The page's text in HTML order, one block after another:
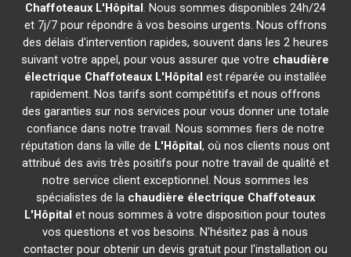
Chaffoteaux L'Hôpital. Nous sommes disponibles 24h/24
et 7j/7 pour répondre à vos besoins urgents. Nous offrons
des délais d'intervention rapides, souvent dans les 2 heures
suivant votre appel, pour vous assurer que votre chaudière
électrique Chaffoteaux L'Hôpital est réparée ou installée
rapidement. Nos tarifs sont compétitifs et nous offrons
des garanties sur nos services pour vous donner une totale
confiance dans notre travail. Nous sommes fiers de notre
réputation dans la ville de L'Hôpital, où nos clients nous ont
attribué des avis très positifs pour notre travail de qualité et
notre service client exceptionnel. Nous sommes les
spécialistes de la chaudière électrique Chaffoteaux
L'Hôpital et nous sommes à votre disposition pour toutes
vos questions et vos besoins. N'hésitez pas à nous
contacter pour obtenir un devis gratuit pour l'installation ou